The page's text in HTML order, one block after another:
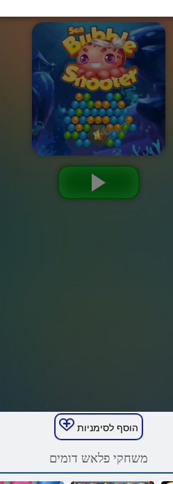
הוסף לסימניות
משחקי פלאש דומים